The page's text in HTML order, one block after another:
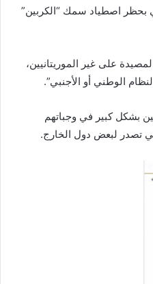
بحظر اصطياد سمك “الكربين”
على غير الموريتانيين،
الوطني أو الأجنبي”.
بشكل كبير في وجباتهم
تصدر لبعض دول الخارج.